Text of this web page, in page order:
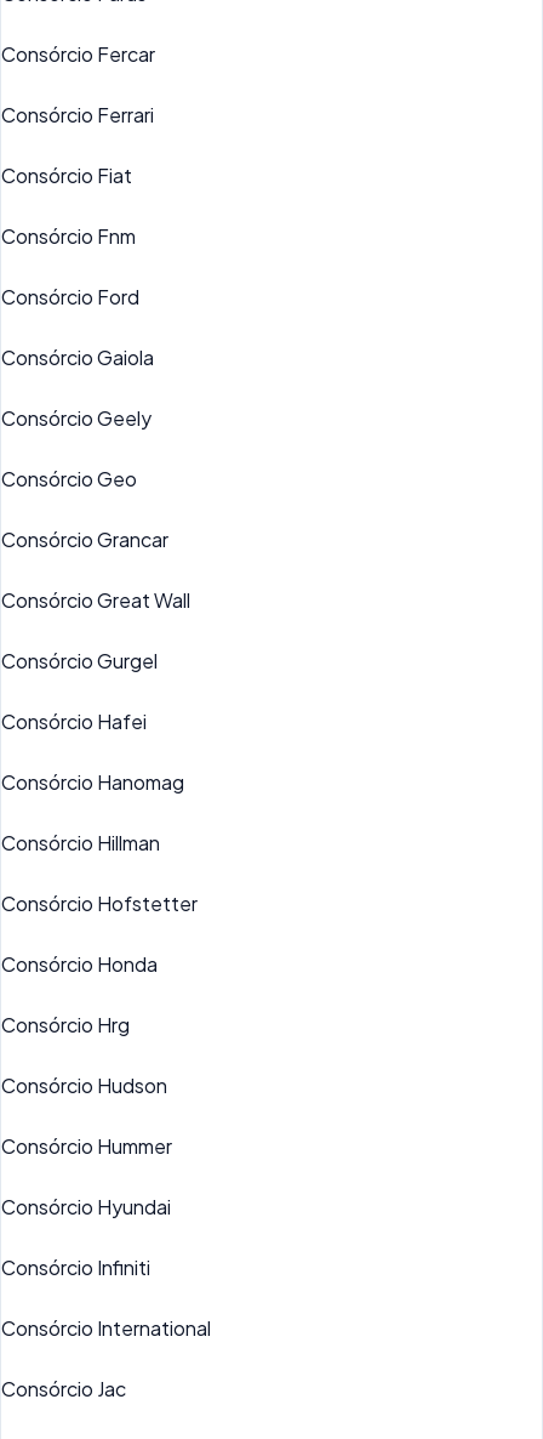
Consórcio Fercar
Consórcio Ferrari
Consórcio Fiat
Consórcio Fnm
Consórcio Ford
Consórcio Gaiola
Consórcio Geely
Consórcio Geo
Consórcio Grancar
Consórcio Great Wall
Consórcio Gurgel
Consórcio Hafei
Consórcio Hanomag
Consórcio Hillman
Consórcio Hofstetter
Consórcio Honda
Consórcio Hrg
Consórcio Hudson
Consórcio Hummer
Consórcio Hyundai
Consórcio Infiniti
Consórcio International
Consórcio Jac